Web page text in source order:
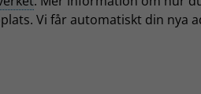
Vi får automatiskt din nya